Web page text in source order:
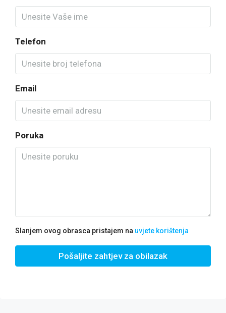
Telefon
Email
Poruka
Slanjem ovog obrasca pristajem na uvjete korištenja
Pošaljite zahtjev za obilazak